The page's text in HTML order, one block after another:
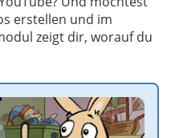
erstellen und im
zeigt dir, worauf du